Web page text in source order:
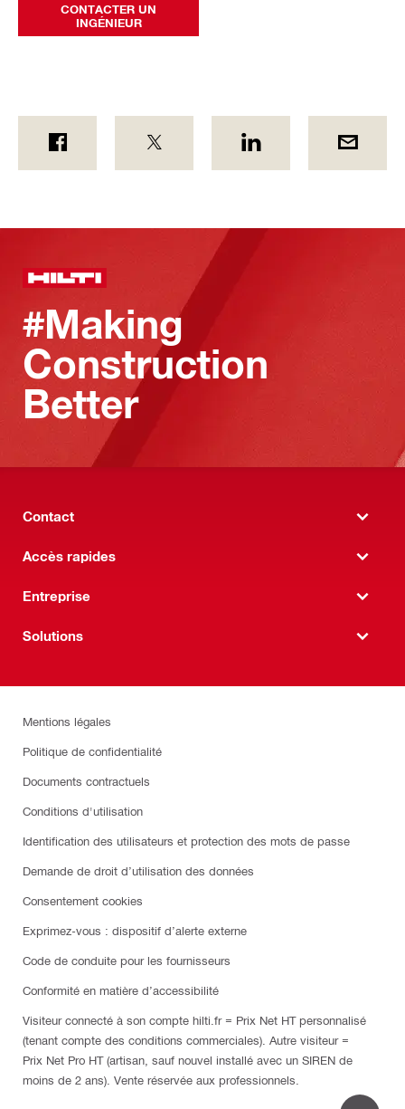
CONTACTER UN
INGÉNIEUR
#Making
Construction
Better
Contact
Accès rapides
Entreprise
Solutions
Mentions légales
Politique de confidentialité
Documents contractuels
Conditions d'utilisation
Identification des utilisateurs et protection des mots de passe
Demande de droit d’utilisation des données
Consentement cookies
Exprimez-vous : dispositif d’alerte externe
Code de conduite pour les fournisseurs
Conformité en matière d’accessibilité
Visiteur connecté à son compte hilti.fr = Prix Net HT personnalisé
(tenant compte des conditions commerciales). Autre visiteur =
Prix Net Pro HT (artisan, sauf nouvel installé avec un SIREN de
moins de 2 ans). Vente réservée aux professionnels.